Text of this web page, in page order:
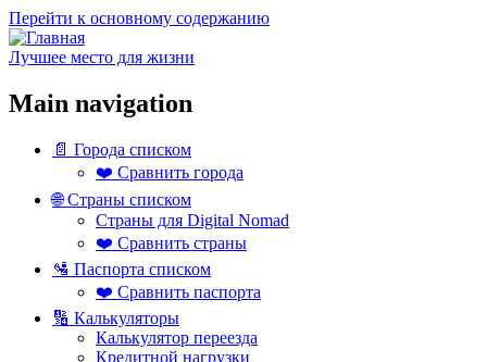
Перейти к основному содержанию
Лучшее место для жизни
Main navigation
📄 Города списком
❤️ Сравнить города
🌐 Страны списком
Страны для Digital Nomad
❤️ Сравнить страны
🛂 Паспорта списком
❤️ Сравнить паспорта
🔢 Калькуляторы
Калькулятор переезда
Кредитной нагрузки